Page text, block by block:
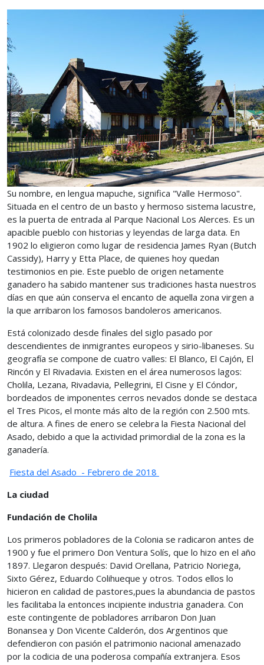
Su nombre, en lengua mapuche, significa "Valle Hermoso".
Situada en el centro de un basto y hermoso sistema lacustre,
es la puerta de entrada al Parque Nacional Los Alerces. Es un
apacible pueblo con historias y leyendas de larga data. En
1902 lo eligieron como lugar de residencia James Ryan (Butch
Cassidy), Harry y Etta Place, de quienes hoy quedan
testimonios en pie. Este pueblo de origen netamente
ganadero ha sabido mantener sus tradiciones hasta nuestros
días en que aún conserva el encanto de aquella zona virgen a
la que arribaron los famosos bandoleros americanos.
Está colonizado desde finales del siglo pasado por
descendientes de inmigrantes europeos y sirio-libaneses. Su
geografía se compone de cuatro valles: El Blanco, El Cajón, El
Rincón y El Rivadavia. Existen en el área numerosos lagos:
Cholila, Lezana, Rivadavia, Pellegrini, El Cisne y El Cóndor,
bordeados de imponentes cerros nevados donde se destaca
el Tres Picos, el monte más alto de la región con 2.500 mts.
de altura. A fines de enero se celebra la Fiesta Nacional del
Asado, debido a que la actividad primordial de la zona es la
ganadería.
Fiesta del Asado - Febrero de 2018
La ciudad
Fundación de Cholila
Los primeros pobladores de la Colonia se radicaron antes de
1900 y fue el primero Don Ventura Solís, que lo hizo en el año
1897. Llegaron después: David Orellana, Patricio Noriega,
Sixto Gérez, Eduardo Colihueque y otros. Todos ellos lo
hicieron en calidad de pastores,pues la abundancia de pastos
les facilitaba la entonces incipiente industria ganadera. Con
este contingente de pobladores arribaron Don Juan
Bonansea y Don Vicente Calderón, dos Argentinos que
defendieron con pasión el patrimonio nacional amenazado
por la codicia de una poderosa compañía extranjera. Esos